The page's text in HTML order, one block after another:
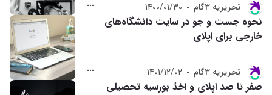
تحريريه 3گام 1400/01/30
نحوه جست و جو در سایت دانشگاه‌های
خارجی برای اپلای
تحريريه 3گام 1401/12/02
صفر تا صد اپلای و اخذ بورسیه تحصیلی